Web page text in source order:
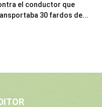
el conductor que
30 fardos de...